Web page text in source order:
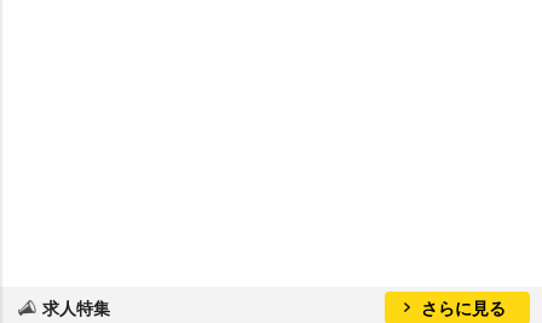
求人特集 さらに見る